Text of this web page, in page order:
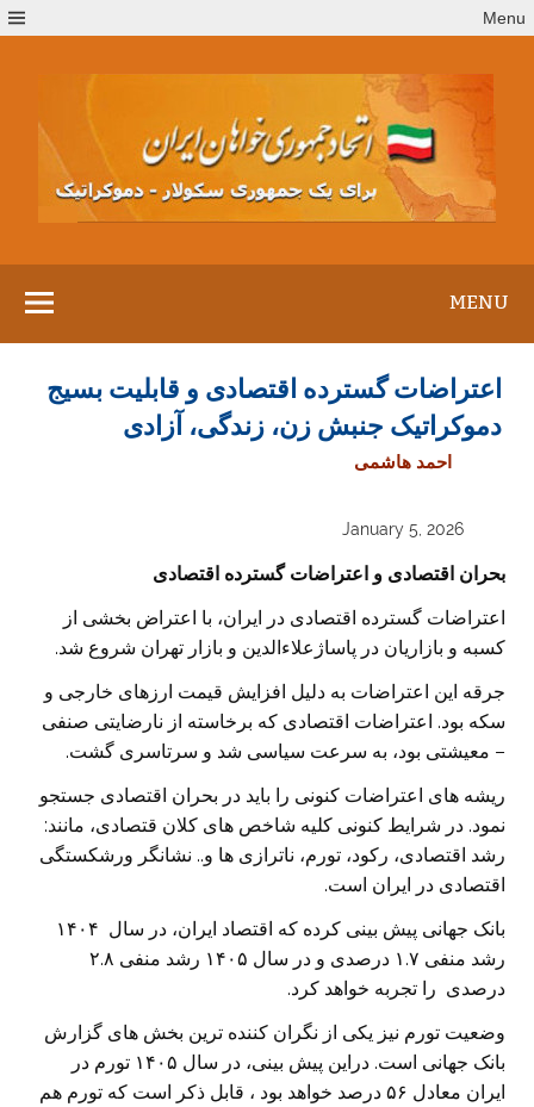
to
Menu
MENU
اعتراضات گسترده اقتصادی و قابلیت بسیج
دموکراتیک جنبش زن، زندگی، آزادی
احمد هاشمی
January 5, 2026
بحران اقتصادی و اعتراضات گسترده اقتصادی
اعتراضات گسترده اقتصادی در ایران، با اعتراض بخشی از
کسبه و بازاریان در پاساژعلاءالدین و بازار تهران شروع شد.
جرقه این اعتراضات به دلیل افزایش قیمت ارزهای خارجی و
سکه بود. اعتراضات اقتصادی که برخاسته از نارضایتی صنفی
– معیشتی بود، به سرعت سیاسی شد و سرتاسری گشت.
ریشه های اعتراضات کنونی را باید در بحران اقتصادی جستجو
نمود. در شرایط کنونی کلیه شاخص های کلان قتصادی، مانند:
رشد اقتصادی، رکود، تورم، ناترازی ها و.. نشانگر ورشکستگی
اقتصادی در ایران است.
بانک جهانی پیش بینی کرده که اقتصاد ایران، در سال ۱۴۰۴
رشد منفی ۱.۷ درصدی و در سال ۱۴۰۵ رشد منفی ۲.۸
درصدی را تجربه خواهد کرد.
وضعیت تورم نیز یکی از نگران کننده ترین بخش های گزارش
بانک جهانی است. دراین پیش بینی، در سال ۱۴۰۵ تورم در
ایران معادل ۵۶ درصد خواهد بود ، قابل ذکر است که تورم هم